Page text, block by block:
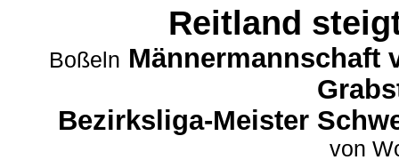
Reitland
Boßeln Männermannschaft
Bezirksliga-Meister
von